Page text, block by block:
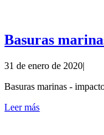
Basuras
31 de enero de 2020|
Basuras marinas -
Leer más